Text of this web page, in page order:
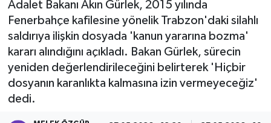
Adalet Bakanı Akın Gürlek, 2015 yılında
Fenerbahçe kafilesine yönelik Trabzon'daki silahlı
saldırıya ilişkin dosyada 'kanun yararına bozma'
kararı alındığını açıkladı. Bakan Gürlek, sürecin
yeniden değerlendirileceğini belirterek 'Hiçbir
dosyanın karanlıkta kalmasına izin vermeyeceğiz'
dedi.
Sağlık
Spor
Tarih - Kültür - Sanat - Turizm